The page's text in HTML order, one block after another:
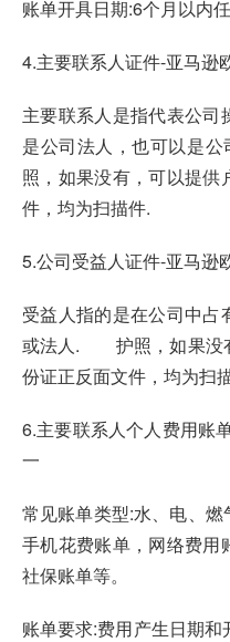
账单开具日期:6个月以内
4.主要联系人证件-亚马逊
主要联系人是指代表公司
是公司法人，也可以是
照，如果没有，可以提供
件，均为扫描件.
5.公司受益人证件-亚马逊
受益人指的是在公司中占
或法人. 护照，如果没
份证正反面文件，均为扫
6.主要联系人个人费用账
一
常见账单类型:水、电、燃
手机花费账单，网络费用
社保账单等。
账单要求:费用产生日期